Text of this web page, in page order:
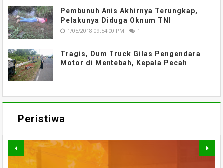
Pembunuh Anis Akhirnya Terungkap,
Pelakunya Diduga Oknum TNI
1/05/2018 09:54:00 PM 1
Tragis, Dum Truck Gilas Pengendara
Motor di Mentebah, Kepala Pecah
Peristiwa